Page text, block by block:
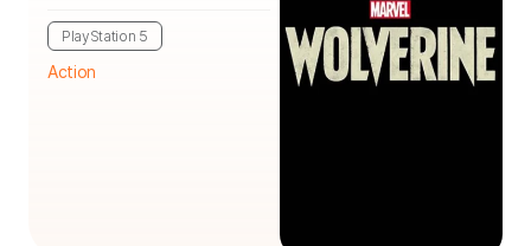
PlayStation 5
Action